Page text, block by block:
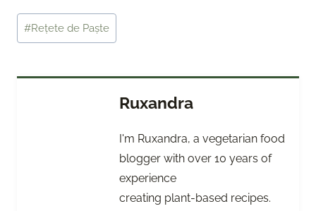
Post
Tags:
#Rețete de Paște
Ruxandra
I'm Ruxandra, a vegetarian food
blogger with over 10 years of
experience
creating plant-based recipes.